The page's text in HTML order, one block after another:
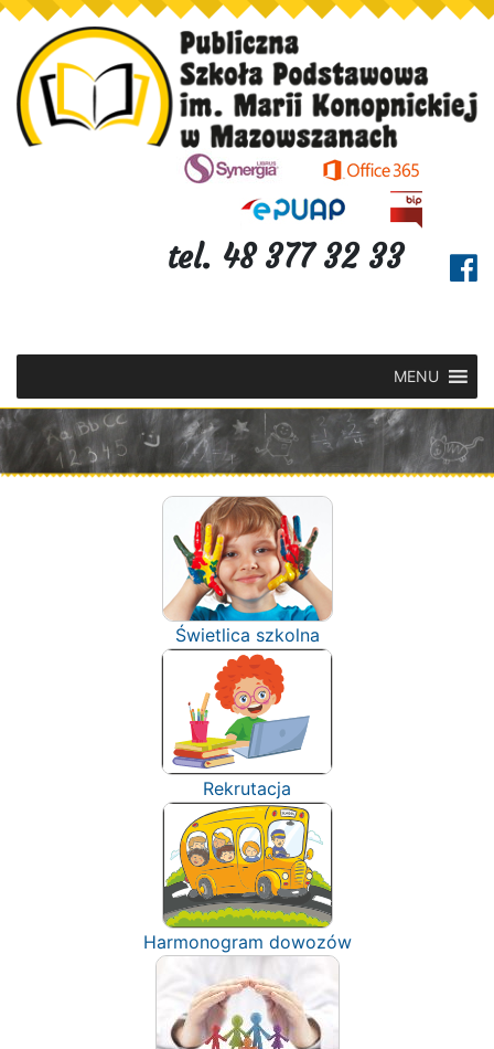
tel. 48 377 32 33
MENU
Świetlica szkolna
Rekrutacja
Harmonogram dowozów